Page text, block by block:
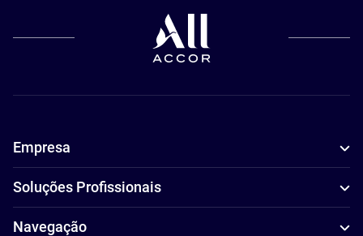
Empresa
Soluções Profissionais
Navegação